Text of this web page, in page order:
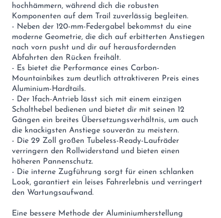
hochhämmern, während dich die robusten
Komponenten auf dem Trail zuverlässig begleiten.
- Neben der 120-mm-Federgabel bekommst du eine
moderne Geometrie, die dich auf erbitterten Anstiegen
nach vorn pusht und dir auf herausfordernden
Abfahrten den Rücken freihält.
- Es bietet die Performance eines Carbon-
Mountainbikes zum deutlich attraktiveren Preis eines
Aluminium-Hardtails.
- Der 1fach-Antrieb lässt sich mit einem einzigen
Schalthebel bedienen und bietet dir mit seinen 12
Gängen ein breites Übersetzungsverhältnis, um auch
die knackigsten Anstiege souverän zu meistern.
- Die 29 Zoll großen Tubeless-Ready-Laufräder
verringern den Rollwiderstand und bieten einen
höheren Pannenschutz.
- Die interne Zugführung sorgt für einen schlanken
Look, garantiert ein leises Fahrerlebnis und verringert
den Wartungsaufwand.
Eine bessere Methode der Aluminiumherstellung